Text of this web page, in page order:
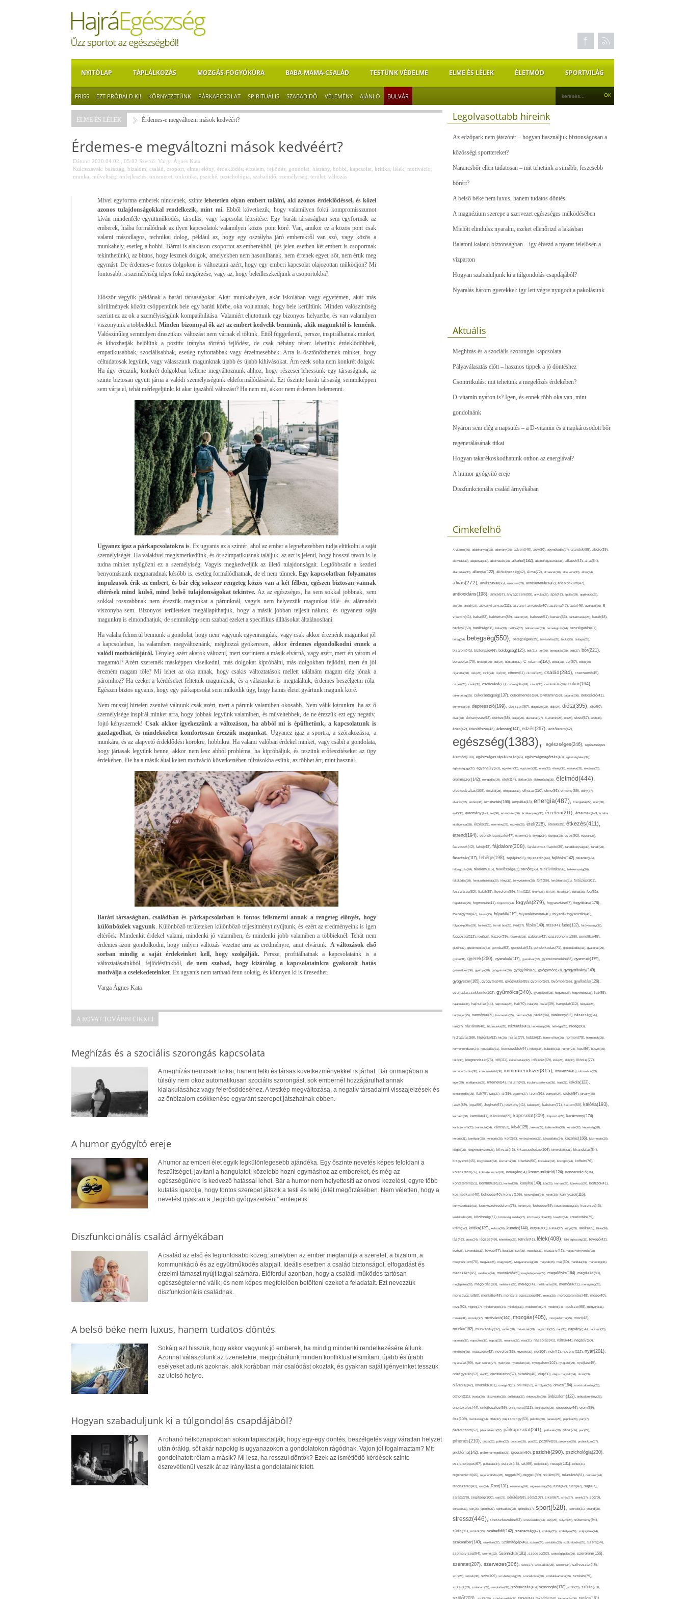
NYITÓLAP TÁPLÁLKOZÁS MOZGÁS-FOGYÓKÚRA BABA-MAMA-CSALÁD TESTÜNK VÉDELME ELME ÉS LÉLEK ÉLETMÓD SPORTVILÁG
FRISS EZT PRÓBÁLD KI! KÖRNYEZETÜNK PÁRKAPCSOLAT SPIRITUÁLIS SZABADIDŐ VÉLEMÉNY AJÁNLÓ BULVÁR
ELME ÉS LÉLEK Érdemes-e megváltozni mások kedvéért?
Érdemes-e megváltozni mások kedvéért?
Dátum: 2020.04.02., 05:02 Szerző: Varga Ágnes Kata
Kulcsszavak: barátság bizalom család csoport, elme, előny, érdeklődés, érzelem fejlődés, gondolat, hátrány, hobbi kapcsolat, kritika lélek motiváció
munka
műveltség önfejlesztés, önismeret, önkritika psziché, pszichológia szabadidő személyiség terület, változás
Mivel egyforma emberek nincsenek, szinte lehetetlen olyan embert találni, aki azonos érdeklődéssel, és közel
azonos tulajdonságokkal rendelkezik, mint mi.Ebből következik, hogy valamilyen fokú kompromisszumot
kíván mindenféle együttműködés, társulás, vagy kapcsolat létesítése. Egy baráti társaságban sem egyformák az
emberek, hiába formálódnak az ilyen kapcsolatok valamilyen közös pont köré. Van, amikor ez a közös pont csak
valami másodlagos, technikai dolog, például az, hogy egy osztályba járó emberekről van szó, vagy közös a
munkahely, esetleg a hobbi. Bármi is alakítson csoportot az emberekből, (és jelen esetben két embert is csoportnak
tekinthetünk), az biztos, hogy lesznek dolgok, amelyekben nem hasonlítanak, nem értenek egyet, sőt, nem értik meg
egymást. De érdemes-e fontos dolgokon is változtatni azért, hogy egy emberi kapcsolat olajozottan működjön? Mi
fontosabb: a személyiség teljes fokú megőrzése, vagy az, hogy beleilleszkedjünk a csoportokba?
Először vegyük példának a baráti társaságokat. Akár munkahelyen, akár iskolában vagy egyetemen, akár más
körülmények között csöppentünk bele egy baráti körbe, oka volt annak, hogy bele kerültünk. Minden valószínűség
szerint ez az ok a személyiségünk kompatibilitása. Valamiért eljutottunk egy bizonyos helyzetbe, és van valamilyen
viszonyunk a többiekkel.Minden bizonnyal ők azt az embert kedvelik bennünk, akik magunktól is lennénk
Valószínűleg semmilyen drasztikus változást nem várnak el tőlünk. Ettől függetlenül, persze, inspirálhatnak minket,
és kihozhatják belőlünk a pozitív irányba történő fejlődést, de csak néhány téren: lehetünk érdeklődőbbek,
empatikusabbak, szociálisabbak, esetleg nyitottabbak vagy érzelmesebbek. Arra is ösztönözhetnek minket, hogy
céltudatosak legyünk, vagy válasszunk magunknak újabb és újabb kihívásokat. Ám ezek soha nem konkrét dolgok.
Ha úgy érezzük, konkrét dolgokban kellene megváltoznunk ahhoz, hogy részesei lehessünk egy társaságnak, az
szinte biztosan együtt járna a valódi személyiségünk eldeformálódásával. Ezt őszinte baráti társaság semmiképpen
sem várja el, tehát mérlegeljünk: ki akar igazából változást? Ha nem mi, akkor nem érdemes belemenni.
Ugyanez igaz a párkapcsolatokra is. Ez ugyanis az a színtér, ahol az ember a legnehezebben tudja eltitkolni a saját
személyiségét. Ha valakivel megismerkedünk, és őt szimpatikusnak találjuk, az azt is jelenti, hogy hosszú távon is le
tudna minket nyűgözni ez a személyiség. Vagyis megkedveljük az illető tulajdonságait. Legtöbbször a kezdeti
benyomásaink megmaradnak később is, esetleg formálódhatnak, de el nem tűnnek. Egy kapcsolatban folyamatos
impulzusok érik az embert, és bár elég sokszor rengeteg közös van a két félben, egészen biztosan vannak
eltérések mind külső, mind belső tulajdonságokat tekintve. Az az egészséges, ha sem sokkal jobbnak, sem
sokkal rosszabbnak nem érezzük magunkat a párunknál, vagyis nem helyezzük magunkat fölé- és alárendelt
viszonyba sem. Bizonyos területeken megállapíthatjuk, hogy a másik jobban teljesít nálunk, és ugyanezt saját
magunkra is elmondhatjuk, de semmiképp sem szabad ezeket a specifikus állításokat általánosítani.
Ha valaha felmerül bennünk a gondolat, hogy nem vagyunk egyenrangúak, vagy csak akkor éreznénk magunkat jól
a kapcsolatban, ha valamiben megváltoznánk, méghozzá gyökeresen, akkorérdemes elgondolkodni ennek a
valódi motivációjáról.Tényleg azért akarok változni, mert szerintem a másik elvárná, vagy azért, mert én várom el
magamtól? Azért szeretnék másképpen viselkedni, más dolgokat kipróbálni, más dolgokban fejlődni, mert én jól
érezném magam tőle? Mi lehet az oka annak, hogy csakis változtatások mellett találnám magam elég jónak a
páromhoz? Ha ezeket a kérdéseket feltettük magunknak, és a válaszokat is megtaláltuk, érdemes beszélgetni róla.
Egészen biztos ugyanis, hogy egy párkapcsolat sem működik úgy, hogy hamis életet gyártunk magunk köré.
Nem muszáj hirtelen zsenivé válnunk csak azért, mert a párunk valamiben okosabb. Nem válik kárunkra, ha az ő
személyisége inspirál minket arra, hogy jobbak legyünk valamiben, és műveltebbek, de ne érezzük ezt egy negatív,
fojtó kényszernek!Csak akkor igyekezzünk a változáson, ha abból mi is épülhetünk, a kapcsolatunk is
gazdagodhat, és mindeközben komfortosan érezzük magunkat. Ugyanez igaz a sportra, a szórakozásra, a
munkára, és az alapvető érdeklődési körökre, hobbikra. Ha valami valóban érdekel minket, vagy csábít a gondolata,
hogy jártasak legyünk benne, akkor nem lesz abból probléma, ha kipróbáljuk, és teszünk erőfeszítéseket az ügy
érdekében. De ha a másik által keltett motiváció következtében túlzásokba esünk, az többet árt, mint használ.
Baráti társaságban, családban és párkapcsolatban is fontos felismerni annak a rengeteg előnyét, hogy
különbözőek vagyunk . Különböző területeken különböző teljesítményt nyújtunk, és ezért az eredményeink is igen
eltérőek. Mindenkit érdekel valami, mindenki jó valamiben, és mindenki jobb valamiben a többieknél. Tehát nem
érdemes azon gondolkodni, hogy milyen változás vezetne arra az eredményre, amit elvárunk.
A változások első
sorban mindig a saját érdekeinket kell, hogy szolgálják. Persze, profitálhatnak a kapcsolataink is a
változtatásainkból, fejlődésünkből, de nem szabad, hogy kizárólag a kapcsolatainkra gyakorolt hatás
motiválja a cselekedeteinket. Ez ugyanis nem tartható fenn sokáig, és könnyen ki is üresedhet.
Varga Ágnes Kata
A ROVAT TOVÁBBI CIKKEI
Meghízás és a szociális szorongás kapcsolata
A meghízás nemcsak fizikai, hanem lelki és társas következményekkel is járhat. Bár önmagában a
túlsúly nem okoz automatikusan szociális szorongást, sok embernél hozzájárulhat annak
kialakulásához vagy felerősödéséhez. A testkép megváltozása, a negatív társadalmi visszajelzések és
az önbizalom csökkenése egyaránt szerepet játszhatnak ebben.
A humor gyógyító ereje
A humor az emberi élet egyik legkülönlegesebb ajándéka. Egy őszinte nevetés képes feloldani a
feszültséget, javítani a hangulatot, közelebb hozni egymáshoz az embereket, és még az
egészségünkre is kedvező hatással lehet. Bár a humor nem helyettesíti az orvosi kezelést, egyre több
kutatás igazolja, hogy fontos szerepet játszik a testi és lelki jóllét megőrzésében. Nem véletlen, hogy a
nevetést gyakran a „legjobb gyógyszerként” emlegetik.
Diszfunkcionális család árnyékában
A család az első és legfontosabb közeg, amelyben az ember megtanulja a szeretet, a bizalom, a
kommunikáció és az együttműködés alapjait. Ideális esetben a család biztonságot, elfogadást és
érzelmi támaszt nyújt tagjai számára. Előfordul azonban, hogy a családi működés tartósan
egészségtelenné válik, és nem képes megfelelően betölteni ezeket a feladatait. Ezt nevezzük
diszfunkcionális családnak.
A belső béke nem luxus, hanem tudatos döntés
Sokáig azt hisszük, hogy akkor vagyunk jó emberek, ha mindig mindenki rendelkezésére állunk.
Azonnal válaszolunk az üzenetekre, megpróbálunk minden konfliktust elsimítani, újabb és újabb
esélyeket adunk azoknak, akik korábban már csalódást okoztak, és gyakran saját igényeinket tesszük
az utolsó helyre.
Hogyan szabaduljunk ki a túlgondolás csapdájából?
A rohanó hétköznapokban sokan tapasztalják, hogy egy-egy döntés, beszélgetés vagy váratlan helyzet
után órákig, sőt akár napokig is ugyanazokon a gondolatokon rágódnak. Vajon jól fogalmaztam? Mit
gondolhatott rólam a másik? Mi lesz, ha rosszul döntök? Ezek az ismétlődő kérdések szinte
észrevétlenül veszik át az irányítást a gondolataink felett.
Legolvasottabb híreink
Az edzőpark nem játszótér – hogyan használjuk biztonságosan a
közösségi sporttereket?
Narancsbőr ellen tudatosan – mit tehetünk a simább, feszesebb
bőrért?
A belső béke nem luxus, hanem tudatos döntés
A magnézium szerepe a szervezet egészséges működésében
Mielőtt elindulsz nyaralni, ezeket ellenőrizd a lakásban
Balatoni kaland biztonságban – így élvezd a nyarat felelősen a
vízparton
Hogyan szabaduljunk ki a túlgondolás csapdájából?
Nyaralás három gyerekkel: így lett végre nyugodt a pakolásunk
Aktuális
Meghízás és a szociális szorongás kapcsolata
Pályaválasztás előtt – hasznos tippek a jó döntéshez
Csontritkulás: mit tehetünk a megelőzés érdekében?
D-vitamin nyáron is? Igen, és ennek több oka van, mint
gondolnánk
Nyáron sem elég a napsütés – a D-vitamin és a napkárosodott bőr
regenerálásának titkai
Hogyan takarékoskodhatunk otthon az energiával?
A humor gyógyító ereje
Diszfunkcionális család árnyékában
Címkefelhő
A-vitamin(36), adalékanyag(28), adomány(26), advent(40), agy(80), agyműködés(27), ajándék(95), akció(39),
aktivitás(30), alapanyag(30), alkalmazás(28), alkohol(182), alkoholfogyasztás(36), állapot(43), állat(54),
állattartás(33), allergia(122), állóképesség(42), Alma(72), almaecet(26), aloe vera(33), álom(34),
alvás(272), alvászavar(66), aminosav(33), antibakteriális(42), antibiotikum(47),
antioxidáns(198), anya(67), anyagcsere(99), anyuka(27), apa(42), ápolás(29), applikáció(26),
arc(29), arcbőr(27), ásványi anyag(111), ásványi anyagok(40), asztma(47), autó(46), avokádó(36), B-
vitamin(41), baba(82), baktérium(89), balaton(34), baleset(51), banán(53), bántalmazás(24), barát(48),
barátok(50), barátság(58), béke(29), bélflóra(37), bélrendszer(33), bemelegítés(24), beszélgetés(61),
beteg(34), betegség(550), betegségek(39), bevásárlás(28), bicikli(25), biológia(25),
bizalom(41), biztonság(66), boldogság(125), bolt(31), bor(36), borogatás(28), böjt(27), bőr(221),
bőrápolás(70), brokkoli(29), buli(24), bűntudat(32), C-vitamin(120), cékla(28), cél(57), célok(30),
cigaretta(38), cikk(24), Cink(24), cipő(37), citrom(61), citromfű(26), család(284), csecsemő(45),
csípés(26), csoki(35), csokoládé(71), csomagolás(24), csont(33), csontritkulás(36), cukor(194),
cukorbeteg(25), cukorbetegség(137), cukormentes(69), D-vitamin(53), daganat(36), dekoráció(41),
demencia(34), depresszió(199), desszert(67), diagnózis(28), diák(24), diéta(395), dió(50),
divat(38), dohányzás(92), döntés(58), drága(26), duzzanat(27), E-vitamin(25), eb(26), ebéd(57), ecet(38),
édes(42), édesítőszer(43), édesség(141), edzés(267), edzőterem(42),
egészség(1383), egészséges(246), egészséges
életmód(100), egészséges táplálkozás(45), egészségmegőrzés(43), egészségtelen(32),
egészségügy(27), egyensúly(63), egyetem(30), egyszerű(31), éhes(30), éhség(38), éjszaka(33), ekcéma(26),
élelmiszer(142), elengedés(29), élet(114), életkor(30), életminőség(30), életmód(444),
életmódváltás(109), életvitel(28), elfogadás(30), elhízás(110), elme(93), élmény(55), előny(37),
elvárás(32), ember(38), emésztés(166), empátia(43), energia(487), Energiaital(29), eper(30),
erdő(36), eredmény(47), erő(36), érrendszer(36), érzékenység(36), érzelem(211), érzelmek(42), érzelmi
intelligencia(28), érzés(39), esemény(27), eszköz(28), étel(228), ételek(39), étkezés(411),
étrend(194), étrendkiegészítő(47), étterem(24), étvágy(34), Európa(28), evés(92), évszak(28),
facebook(42), fahéj(43), fájdalom(308), fájdalomcsillapító(39), fáradékonyság(30), fáradt(28),
fáradtság(117), fehérje(198), fejfájás(93), fejlesztés(44), fejlődés(142), feladat(46),
feldolgozás(24), félelem(115), felelősség(62), felnőtt(66), felszívódás(56), féltékenység(26),
feltöltődés(29), fenntarthatóság(29), fény(36), fényvédelem(28), férfi(86), fertőtlenítés(31), fertőzés(101),
feszültség(82), fiatal(39), figyelem(69), film(111), finom(26), fitt(34), fittség(34), fizikai(25), fog(51),
fogadalom(25), fogmosás(41), fogorvos(24), fogyás(279), fogyasztás(67), fogyókúra(178),
fokhagyma(47), folsav(25), folyadék(119), folyadékbevitel(40), folyadékfogyasztás(45),
folyadékpótlás(29), fontos(25), forralt bor(26), Föld(27), főzés(149), friss(44), futás(132), futóverseny(32),
függőség(112), fürdő(26), fűszer(79), fűszerek(28), gabona(42), gasztronómia(58), genetika(45),
glutén(32), gluténmentes(34), gomba(53), gondolat(43), gondolkodás(71), gondoskodás(33), gyakorlat(29),
gyász(31), gyerek(260), gyerekek(117), gyerekkor(32), gyereknevelés(83), gyermek(179),
gyermekkor(36), gyertya(28), gyógyászat(36), gyógyítás(69), gyógymód(50), gyógynövény(149),
gyógyszer(165), gyógytea(40), gyógyulás(85), gyomor(62), Gyömbér(66), gyulladás(126),
gyulladáscsökkentő(102), gyümölcs(340), gyümölcslé(28), hagyma(28), hagyomány(36), haj(85),
hajápolás(36), hajhullás(44), hajmosás(24), hal(70), hála(25), halál(39), hangulat(112), hányás(25),
hányinger(25), harmónia(69), hasmenés(35), hasznos(24), hatás(84), hatékony(52), házasság(64),
házi(27), háziállat(48), házimunka(28), háztartás(43), hétköznap(24), hétvége(25), hideg(80),
hidratálás(69), higiénia(52), hit(26), hízás(77), hobbi(62), home office(26), hormon(79), hormonok(25),
hormonrendszer(24), hozzáállás(31), hőmérséklet(44), hőség(36), hulladék(33), humor(24), hús(86), húsvét(36),
hűtő(30), idegrendszer(75), idő(111), időbeosztás(32), időjárás(69), idős(24), illat(30), illóolaj(77),
immunerősítés(30), immunerősítő(36), immunrendszer(315), influenza(45), információ(33),
inger(29), intelligencia(28), internet(64), inzulin(42), inzulinrezisztencia(35), írás(27), iskola(123),
iskolakezdés(25), ital(75), ivás(27), íz(39), izgalom(27), izom(91), izomzat(24), ízület(54), járvány(35),
játék(89), jóga(56), Joghurt(67), jótékony(41), kaland(28), kalcium(71), kálium(50), kalória(193),
kamasz(30), kamilla(41), Kánikula(59), kapcsolat(209), káposzta(24), karácsony(174),
karácsonyfa(25), karantén(34), káros(53), kávé(125), keksz(29), kellemetlen(29), kenyér(32), képesség(28),
kérdés(31), kerékpár(25), keringés(26), kert(52), kertészkedés(26), készülődés(24), kezelés(166), kézmosás(28),
kiégés(25), kiegyensúlyozott(26), kihívás(43), kikapcsolódás(106), kimerültség(31), kirándulás(84),
kisgyerek(45), kisgyermek(34), kismama(38), kitartás(50), kockázat(34), kocogás(24), koffein(76),
koleszterin(76), koleszterinszint(24), kollagén(54), kommunikáció(124), koncentráció(94),
konditerem(51), konfliktus(52), kontroll(28), konyha(149), kór(25), kórház(29), kórokozó(24), kortizol(41),
kozmetikum(40), köhögés(40), könyv(106), könyvajánló(24), köret(30), környezet(116),
környezetbarát(31), környezetvédelem(78), köröm(27), kötődés(49), következmény(33), közérzet(43),
közlekedés(26), közösség(71), közösségi média(27), közösségi oldal(38), kreatív(34), kreativitás(79),
krém(62), kritika(139), kultúra(36), kutatás(144), kutya(100), külföld(27), kütyü(33), lakás(65), látás(34),
láz(42), lazac(24), légzés(49), lehetőség(25), lekvár(41), lélek(408), lelki egészség(33), levegő(42),
levél(28), Levendula(32), leves(47), lista(32), liszt(36), macska(33), magány(42), magas vérnyomás(28),
magnézium(70), magvak(25), magyar(25), Magyarország(28), magzat(25), máj(60), mandula(33), marketing(31),
masszázs(45), medence(24), meditáció(89), megbetegedés(24), megelőzés(164), megfázás(89),
meglepetés(28), megoldás(89), melatonin(29), meleg(74), mellékhatás(24), memória(72), mennyiség(26),
menstruáció(50), mentális(48), mentális egészség(86), menü(28), méregtelenítés(48), mese(40),
méz(92), migrén(27), mindennapok(34), minőség(33), mobiltelefon(27), modern(24), módszer(68), mogyoró(31),
mosás(31), mosoly(27), motiváció(144), mozgás(405), mozgásforma(25), mozi(42),
munka(182), munkahely(92), műtét(38), művészet(29), nagyszülő(27), nap(35), napfény(54), napirend(35),
napozás(37), napsütés(38), naptej(32), narancs(27), nasi(31), nassolás(41), nátha(44), negatív(50),
nehézség(36), népszerű(42), nevelés(83), nevetés(30), nő(106), nők(42), növény(112), nyár(201),
nyaralás(90), nyári szünet(27), nyelv(26), nyomelem(33), nyugalom(102), nyugtató(29), nyújtás(45),
odafigyelés(52), ok(36), okostelefon(57), oktatás(40), olaj(50), olajos magvak(34), olcsó(33),
olívaolaj(42), olvasás(101), omega-3(31), online(52), orrfolyás(24), orvos(164), orvostudomány(26),
otthon(111), óvoda(26), öltözködés(35), önállóság(27), önbecsülés(36), önbizalom(122), önbizalomhiány(28),
önértékelés(44), önfejlesztés(59), önismeret(113), önkifejezés(26), öregedés(46), öröm(69),
ősz(109), őszinteség(34), ötlet(37), pajzsmirigy(53), pakolás(30), panasz(25), paprika(28), pár(27),
paradicsom(52), páratartalom(27), párkapcsolat(241), pattanás(30), pénz(74), piac(27),
pihenés(210), pizza(25), pollen(32), popcorn(35), por(26), pozitív(83), prevenció(25), probiotikum(37),
probléma(142), problémamegoldás(27), program(60), psziché(290), pszichológia(230),
pszichológus(67), puffadás(34), pulzus(45), rák(69), reakció(33), recept(131), reflux(31),
regeneráció(46), regenerálódás(28), reggel(39), reggeli(89), reklám(39), relaxáció(81), rendszer(24),
rendszeres(41), rizs(34), Rost(131), rozmaring(24), rugalmasság(24), ruha(42), rutin(47), sajt(67),
saláta(78), segítség(100), sejt(27), sérülés(58), séta(107), siker(67), sírás(27), smink(37), só(70),
sorozat(33), sör(26), spenót(27), spiritualitás(28), spórolás(37), sport(528), sportoló(31), strand(35),
stressz(446), stresszkezelés(53), stresszoldás(34), súly(25), súlyzó(24), sütemény(94),
sütés(91), sütőtök(25), szabadidő(142), szabadság(47), szabály(25), szabályok(24), szájhigiénia(24),
szakember(140), szakítás(27), Számítógép(46), száraz(24), szédülés(35), székrekedés(25), Szem(54),
személyiség(94), szemét(32), Szénhidrát(181), szépség(52), szépségápolás(26), szerelem(156),
szeretet(207), szervezet(306), szex(27), szexualitás(25), szezon(34), szilveszter(48),
szín(28), színek(36), szív(109), szívbetegség(32), szocializáció(30), szódabikarbóna(35), szokás(79),
szokások(33), szolárium(24), szoptatás(33), szórakozás(45), szorongás(178), szőlő(25), szülés(70),